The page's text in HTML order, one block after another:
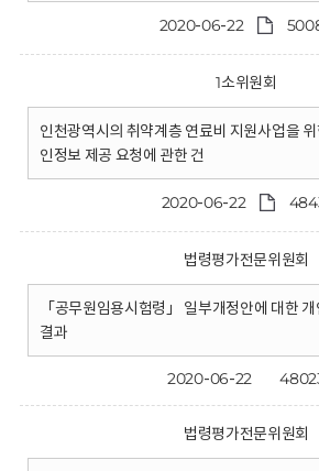
2020-06-22
1소위원회
인천광역시의 취약계층 연료비 지원사업을
인정보 제공 요청에 관한 건
2020-06-22
법령평가전문위원회
「공무원임용시험령」 일부개정안에 대한
결과
2020-06-22
법령평가전문위원회